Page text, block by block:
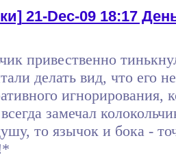
21-Dec-09 18:17
привественно
делать вид, что его
игнорирования,
замечал
то язычок и бока -